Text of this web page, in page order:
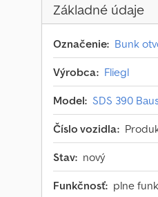
Základné údaje
Označenie: Bunk
Výrobca: Fliegl
Model: SDS 390
Číslo vozidla:
Stav: nový
Funkčnosť: plne